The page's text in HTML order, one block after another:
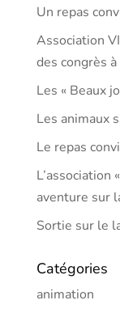
Un repas
Association
des congrès
Les « Beaux
Les animaux
Le repas
L’association
aventure sur
Sortie sur le
Catégories
animation